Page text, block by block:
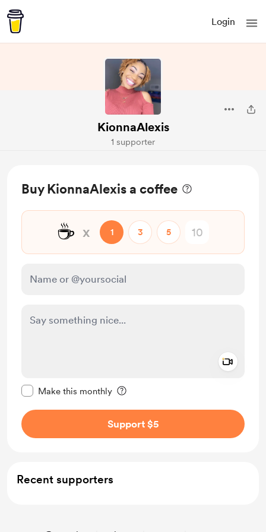
Login
KionnaAlexis
1 supporter
Buy KionnaAlexis a coffee
☕ x 1 3 5
Make this monthly
Support $5
Recent supporters